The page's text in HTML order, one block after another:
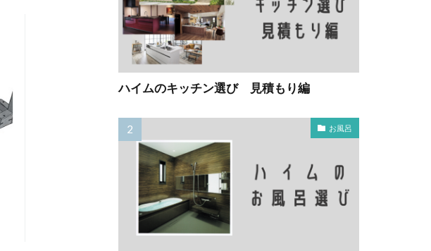
ハイムのキッチン選び 見積もり編
お風呂